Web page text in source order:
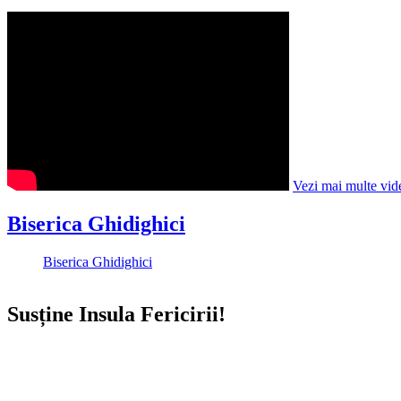
Vezi mai multe
Biserica Ghidighici
Biserica Ghidighici
Susține Insula Fericirii!